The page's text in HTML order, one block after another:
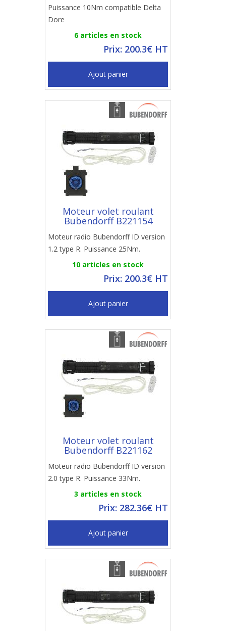
Puissance 10Nm compatible Delta
Dore
6 articles en stock
Prix: 200.3€ HT
Ajout panier
Moteur volet roulant
Bubendorff B221154
Moteur radio Bubendorff ID version
1.2 type R. Puissance 25Nm.
10 articles en stock
Prix: 200.3€ HT
Ajout panier
Moteur volet roulant
Bubendorff B221162
Moteur radio Bubendorff ID version
2.0 type R. Puissance 33Nm.
3 articles en stock
Prix: 282.36€ HT
Ajout panier